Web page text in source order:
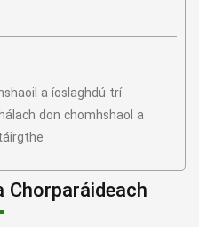
​​a íoslaghdú trí
don chomhshaol a